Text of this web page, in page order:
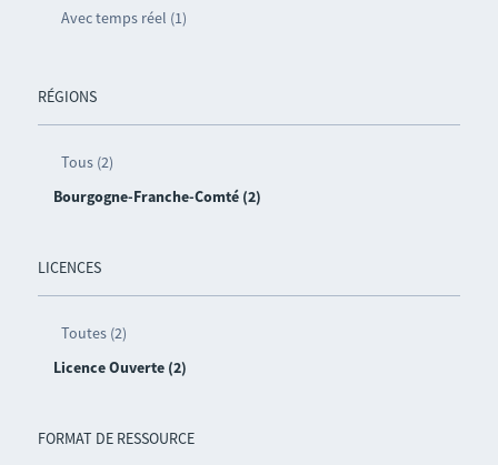
Avec temps réel (1)
RÉGIONS
Tous (2)
Bourgogne-Franche-Comté (2)
LICENCES
Toutes (2)
Licence Ouverte (2)
FORMAT DE RESSOURCE